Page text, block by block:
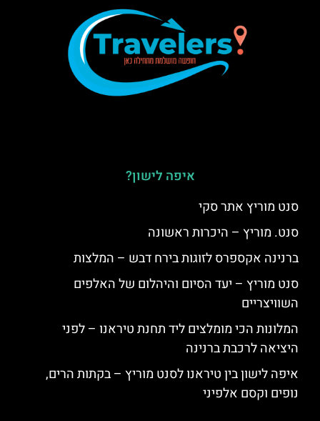
איפה לישון?
סנט מוריץ אתר סקי
סנט. מוריץ – היכרות ראשונה
ברנינה אקספרס לזוגות בירח דבש – המלצות
סנט מוריץ – יעד הסיום והיהלום של האלפים
השוויצריים
המלונות הכי מומלצים ליד תחנת טיראנו – לפני
היציאה לרכבת ברנינה
איפה לישון בין טיראנו לסנט מוריץ – בקתות הרים,
נופים וקסם אלפיני